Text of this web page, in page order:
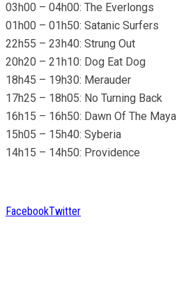
03h00 – 04h00: The Everlongs
01h00 – 01h50: Satanic Surfers
22h55 – 23h40: Strung Out
20h20 – 21h10: Dog Eat Dog
18h45 – 19h30: Merauder
17h25 – 18h05: No Turning Back
16h15 – 16h50: Dawn Of The Maya
15h05 – 15h40: Syberia
14h15 – 14h50: Providence
FacebookTwitter